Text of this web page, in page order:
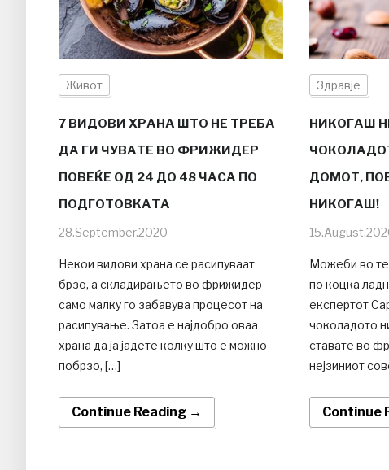
Живот
7 ВИДОВИ ХРАНА ШТО НЕ ТРЕБА
ДА ГИ ЧУВАТЕ ВО ФРИЖИДЕР
ПОВЕЌЕ ОД 24 ДО 48 ЧАСА ПО
ПОДГОТОВКАТА
28.September.2020
Некои видови храна се расипуваат
брзо, а складирањето во фрижидер
само малку го забавува процесот на
расипување. Затоа е најдобро оваа
храна да ја јадете колку што е можно
побрзо, […]
Continue Reading →
Здравје
НИКОГАШ
ДОМОТ,
НИКОГАШ!
Можеби во
по коцка
експертот
чоколадото
ставате во
нејзиниот
Continue